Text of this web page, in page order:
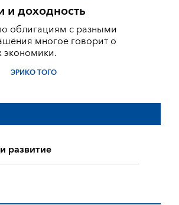
и доходность
облигациям с разными
многое говорит о
экономики.
ЭРИКО ТОГО
развитие